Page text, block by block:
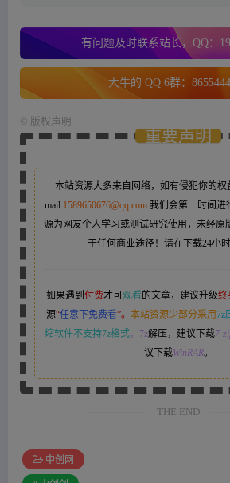
有问题及时联系站长，QQ：
大牛的 QQ 6群：
版权声明
重要声明
本站资源大多来自网络，如有侵犯你的权
mail:1589650676@qq.com 我们会第一时间进
源为网友个人学习或测试研究使用，未经原
于任何商业途径！请在下载24小时
如果遇到 付费才可 观看 的文章，建议升级终
源“任意下免费看”。 本站资源少部分采用7z
缩软件不支持7z格式，7z解压，建议下载7-
议下载WinRAR。
THE END
中创网